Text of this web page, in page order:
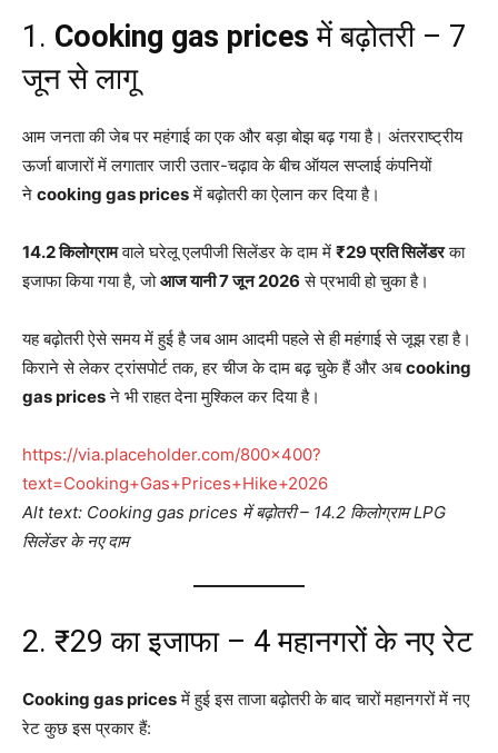
1. Cooking gas prices में बढ़ोतरी – 7
जून से लागू
आम जनता की जेब पर महंगाई का एक और बड़ा बोझ बढ़ गया है। अंतरराष्ट्रीय
ऊर्जा बाजारों में लगातार जारी उतार-चढ़ाव के बीच ऑयल सप्लाई कंपनियों
ने cooking gas pricesमें बढ़ोतरी का ऐलान कर दिया है।
14.2 किलोग्रामवाले घरेलू एलपीजी सिलेंडर के दाम में ₹29 प्रति सिलेंडरका
इजाफा किया गया है, जोआज यानी 7 जून 2026 से प्रभावी हो चुका है।
यह बढ़ोतरी ऐसे समय में हुई है जब आम आदमी पहले से ही महंगाई से जूझ रहा है।
किराने से लेकर ट्रांसपोर्ट तक, हर चीज के दाम बढ़ चुके हैं और अबcooking
gas pricesने भी राहत देना मुश्किल कर दिया है।
https://via.placeholder.com/800×400?
text=Cooking+Gas+Prices+Hike+2026
Alt text: Cooking gas prices में बढ़ोतरी – 14.2 किलोग्राम LPG
सिलेंडर के नए दाम
2. ₹29 का इजाफा – 4 महानगरों के नए रेट
Cooking gas pricesमें हुई इस ताजा बढ़ोतरी के बाद चारों महानगरों में नए
रेट कुछ इस प्रकार हैं: